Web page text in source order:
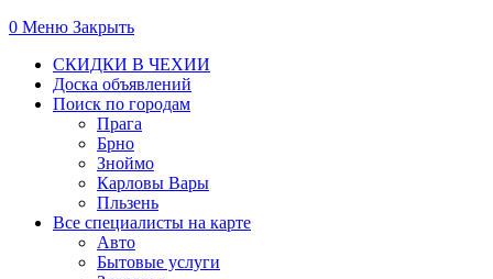
0 Меню Закрыть
СКИДКИ В ЧЕХИИ
Доска объявлений
Поиск по городам
Прага
Брно
Зноймо
Карловы Вары
Пльзень
Все специалисты на карте
Авто
Бытовые услуги